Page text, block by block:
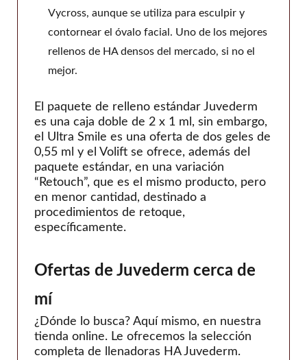
Vycross, aunque se utiliza para esculpir y
contornear el óvalo facial. Uno de los mejores
rellenos de HA densos del mercado, si no el
mejor.
El paquete de relleno estándar Juvederm
es una caja doble de 2 x 1 ml, sin embargo,
el Ultra Smile es una oferta de dos geles de
0,55 ml y el Volift se ofrece, además del
paquete estándar, en una variación
“Retouch”, que es el mismo producto, pero
en menor cantidad, destinado a
procedimientos de retoque,
específicamente.
Ofertas de Juvederm cerca de
mí
¿Dónde lo busca? Aquí mismo, en nuestra
tienda online. Le ofrecemos la selección
completa de llenadoras HA Juvederm.